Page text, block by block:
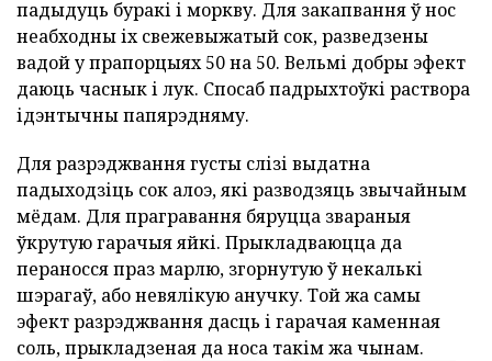
падыдуць буракі і моркву. Для закапвання ў нос
неабходны іх свежевыжатый сок, разведзены
вадой у прапорцыях 50 на 50. Вельмі добры эфект
даюць часнык і лук. Спосаб падрыхтоўкі раствора
ідэнтычны папярэдняму.
Для разрэджвання густы слізі выдатна
падыходзіць сок алоэ, які разводзяць звычайным
мёдам. Для прагравання бяруцца звараныя
ўкрутую гарачыя яйкі. Прыкладваюцца да
пераносся праз марлю, згорнутую ў некалькі
шэрагаў, або невялікую анучку. Той жа самы
эфект разрэджвання дасць і гарачая каменная
соль, прыкладзеная да носа такім жа чынам.